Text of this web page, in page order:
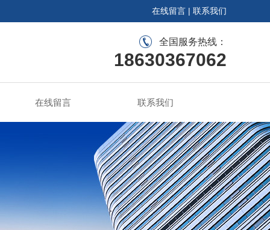
在线留言 | 联系我们
全国服务热线：
18630367062
在线留言 联系我们